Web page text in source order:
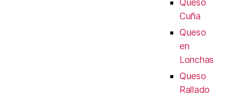
Queso
Cuña
Queso
en
Lonchas
Queso
Rallado